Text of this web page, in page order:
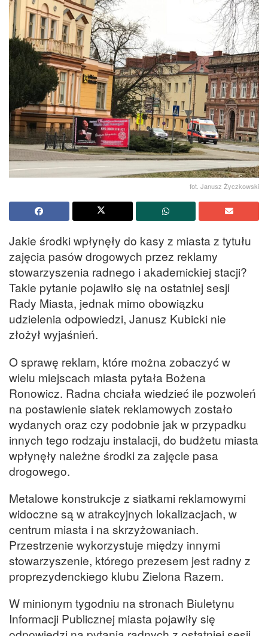
fot. Janusz Życzkowski
Jakie środki wpłynęły do kasy z miasta z tytułu
zajęcia pasów drogowych przez reklamy
stowarzyszenia radnego i akademickiej stacji?
Takie pytanie pojawiło się na ostatniej sesji
Rady Miasta, jednak mimo obowiązku
udzielenia odpowiedzi, Janusz Kubicki nie
złożył wyjaśnień.
O sprawę reklam, które można zobaczyć w
wielu miejscach miasta pytała Bożena
Ronowicz. Radna chciała wiedzieć ile pozwoleń
na postawienie siatek reklamowych zostało
wydanych oraz czy podobnie jak w przypadku
innych tego rodzaju instalacji, do budżetu miasta
wpłynęły należne środki za zajęcie pasa
drogowego.
Metalowe konstrukcje z siatkami reklamowymi
widoczne są w atrakcyjnych lokalizacjach, w
centrum miasta i na skrzyżowaniach.
Przestrzenie wykorzystuje między innymi
stowarzyszenie, którego prezesem jest radny z
proprezydenckiego klubu Zielona Razem.
W minionym tygodniu na stronach Biuletynu
Informacji Publicznej miasta pojawiły się